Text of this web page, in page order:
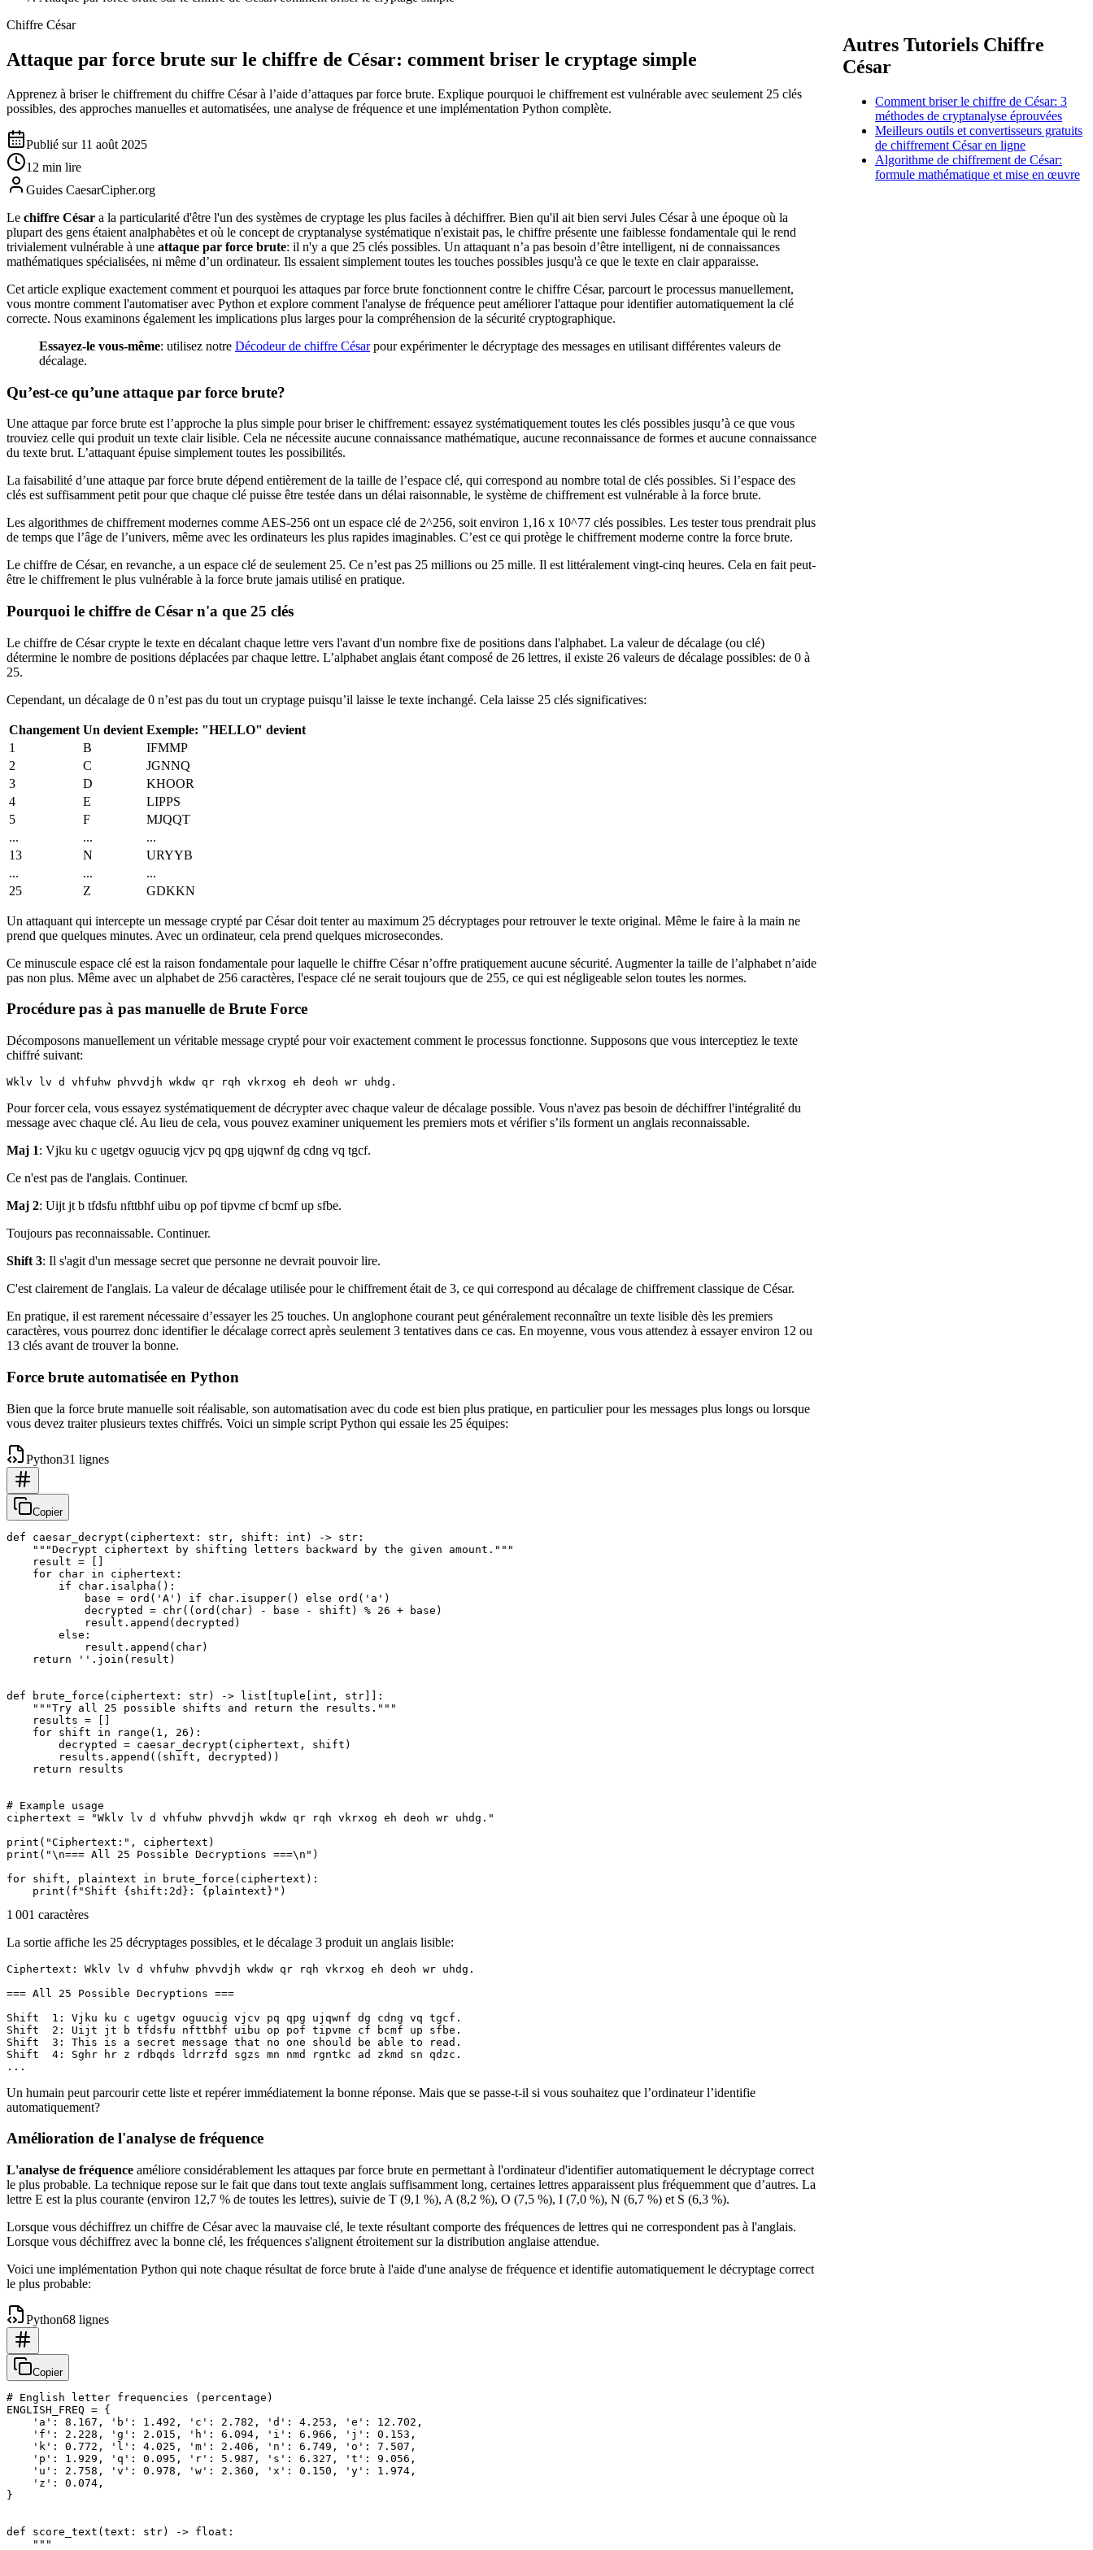
Chiffre César
Attaque par force brute sur le chiffre de César: comment briser le cryptage simple
Apprenez à briser le chiffrement du chiffre César à l’aide d’attaques par force brute. Explique pourquoi le chiffrement est vulnérable avec seulement 25 clés
possibles, des approches manuelles et automatisées, une analyse de fréquence et une implémentation Python complète.
Publié sur 11 août 2025
12 min lire
Guides CaesarCipher.org
Le chiffre César a la particularité d'être l'un des systèmes de cryptage les plus faciles à déchiffrer. Bien qu'il ait bien servi Jules César à une époque où la
plupart des gens étaient analphabètes et où le concept de cryptanalyse systématique n'existait pas, le chiffre présente une faiblesse fondamentale qui le rend
trivialement vulnérable à une attaque par force brute: il n'y a que 25 clés possibles. Un attaquant n’a pas besoin d’être intelligent, ni de connaissances
mathématiques spécialisées, ni même d’un ordinateur. Ils essaient simplement toutes les touches possibles jusqu'à ce que le texte en clair apparaisse.
Cet article explique exactement comment et pourquoi les attaques par force brute fonctionnent contre le chiffre César, parcourt le processus manuellement,
vous montre comment l'automatiser avec Python et explore comment l'analyse de fréquence peut améliorer l'attaque pour identifier automatiquement la clé
correcte. Nous examinons également les implications plus larges pour la compréhension de la sécurité cryptographique.
Essayez-le vous-même: utilisez notre Décodeur de chiffre Césarpour expérimenter le décryptage des messages en utilisant différentes valeurs de
décalage.
Qu’est-ce qu’une attaque par force brute?
Une attaque par force brute est l’approche la plus simple pour briser le chiffrement: essayez systématiquement toutes les clés possibles jusqu’à ce que vous
trouviez celle qui produit un texte clair lisible. Cela ne nécessite aucune connaissance mathématique, aucune reconnaissance de formes et aucune connaissance
du texte brut. L’attaquant épuise simplement toutes les possibilités.
La faisabilité d’une attaque par force brute dépend entièrement de la taille de l’espace clé, qui correspond au nombre total de clés possibles. Si l’espace des
clés est suffisamment petit pour que chaque clé puisse être testée dans un délai raisonnable, le système de chiffrement est vulnérable à la force brute.
Les algorithmes de chiffrement modernes comme AES-256 ont un espace clé de 2^256, soit environ 1,16 x 10^77 clés possibles. Les tester tous prendrait plus
de temps que l’âge de l’univers, même avec les ordinateurs les plus rapides imaginables. C’est ce qui protège le chiffrement moderne contre la force brute.
Le chiffre de César, en revanche, a un espace clé de seulement 25. Ce n’est pas 25 millions ou 25 mille. Il est littéralement vingt-cinq heures. Cela en fait peut-
être le chiffrement le plus vulnérable à la force brute jamais utilisé en pratique.
Pourquoi le chiffre de César n'a que 25 clés
Le chiffre de César crypte le texte en décalant chaque lettre vers l'avant d'un nombre fixe de positions dans l'alphabet. La valeur de décalage (ou clé)
détermine le nombre de positions déplacées par chaque lettre. L’alphabet anglais étant composé de 26 lettres, il existe 26 valeurs de décalage possibles: de 0 à
25.
Cependant, un décalage de 0 n’est pas du tout un cryptage puisqu’il laisse le texte inchangé. Cela laisse 25 clés significatives:
Changement Un devient Exemple: "HELLO" devient
1
B
IFMMP
2
C
JGNNQ
3
D
KHOOR
4
E
LIPPS
5
F
MJQQT
...
...
...
13
N
URYYB
...
...
...
25
Z GDKKN
Un attaquant qui intercepte un message crypté par César doit tenter au maximum 25 décryptages pour retrouver le texte original. Même le faire à la main ne
prend que quelques minutes. Avec un ordinateur, cela prend quelques microsecondes.
Ce minuscule espace clé est la raison fondamentale pour laquelle le chiffre César n’offre pratiquement aucune sécurité. Augmenter la taille de l’alphabet n’aide
pas non plus. Même avec un alphabet de 256 caractères, l'espace clé ne serait toujours que de 255, ce qui est négligeable selon toutes les normes.
Procédure pas à pas manuelle de Brute Force
Décomposons manuellement un véritable message crypté pour voir exactement comment le processus fonctionne. Supposons que vous interceptiez le texte
chiffré suivant:
Pour forcer cela, vous essayez systématiquement de décrypter avec chaque valeur de décalage possible. Vous n'avez pas besoin de déchiffrer l'intégralité du
message avec chaque clé. Au lieu de cela, vous pouvez examiner uniquement les premiers mots et vérifier s’ils forment un anglais reconnaissable.
Maj 1: Vjku ku c ugetgv oguucig vjcv pq qpg ujqwnf dg cdng vq tgcf.
Ce n'est pas de l'anglais. Continuer.
Maj 2: Uijt jt b tfdsfu nfttbhf uibu op pof tipvme cf bcmf up sfbe.
Toujours pas reconnaissable. Continuer.
Shift 3: Il s'agit d'un message secret que personne ne devrait pouvoir lire.
C'est clairement de l'anglais. La valeur de décalage utilisée pour le chiffrement était de 3, ce qui correspond au décalage de chiffrement classique de César.
En pratique, il est rarement nécessaire d’essayer les 25 touches. Un anglophone courant peut généralement reconnaître un texte lisible dès les premiers
caractères, vous pourrez donc identifier le décalage correct après seulement 3 tentatives dans ce cas. En moyenne, vous vous attendez à essayer environ 12 ou
13 clés avant de trouver la bonne.
Force brute automatisée en Python
Bien que la force brute manuelle soit réalisable, son automatisation avec du code est bien plus pratique, en particulier pour les messages plus longs ou lorsque
vous devez traiter plusieurs textes chiffrés. Voici un simple script Python qui essaie les 25 équipes:
Python31 lignes
Copier
def caesar_decrypt(ciphertext: str, shift: int) -> str:
    """Decrypt ciphertext by shifting letters backward by the given amount."""
    result = []
    for char in ciphertext:
        if char.isalpha():
            base = ord('A') if char.isupper() else ord('a')
            decrypted = chr((ord(char) - base - shift) % 26 + base)
            result.append(decrypted)
        else:
            result.append(char)
    return ''.join(result)
def brute_force(ciphertext: str) -> list[tuple[int, str]]:
    """Try all 25 possible shifts and return the results."""
    results = []
    for shift in range(1, 26):
        decrypted = caesar_decrypt(ciphertext, shift)
        results.append((shift, decrypted))
    return results
# Example usage
ciphertext = "Wklv lv d vhfuhw phvvdjh wkdw qr rqh vkrxog eh deoh wr uhdg."
print("Ciphertext:", ciphertext)
print("\n=== All 25 Possible Decryptions ===\n")
for shift, plaintext in brute_force(ciphertext):
1 001 caractères
La sortie affiche les 25 décryptages possibles, et le décalage 3 produit un anglais lisible:
Ciphertext: Wklv lv d vhfuhw phvvdjh wkdw qr rqh vkrxog eh deoh wr uhdg.
=== All 25 Possible Decryptions ===
Shift  1: Vjku ku c ugetgv oguucig vjcv pq qpg ujqwnf dg cdng vq tgcf.
Shift  2: Uijt jt b tfdsfu nfttbhf uibu op pof tipvme cf bcmf up sfbe.
Shift  3: This is a secret message that no one should be able to read.
Shift  4: Sghr hr z rdbqds ldrrzfd sgzs mn nmd rgntkc ad zkmd sn qdzc.
Un humain peut parcourir cette liste et repérer immédiatement la bonne réponse. Mais que se passe-t-il si vous souhaitez que l’ordinateur l’identifie
automatiquement?
Amélioration de l'analyse de fréquence
L'analyse de fréquence améliore considérablement les attaques par force brute en permettant à l'ordinateur d'identifier automatiquement le décryptage correct
le plus probable. La technique repose sur le fait que dans tout texte anglais suffisamment long, certaines lettres apparaissent plus fréquemment que d’autres. La
lettre E est la plus courante (environ 12,7 % de toutes les lettres), suivie de T (9,1 %), A (8,2 %), O (7,5 %), I (7,0 %), N (6,7 %) et S (6,3 %).
Lorsque vous déchiffrez un chiffre de César avec la mauvaise clé, le texte résultant comporte des fréquences de lettres qui ne correspondent pas à l'anglais.
Lorsque vous déchiffrez avec la bonne clé, les fréquences s'alignent étroitement sur la distribution anglaise attendue.
Voici une implémentation Python qui note chaque résultat de force brute à l'aide d'une analyse de fréquence et identifie automatiquement le décryptage correct
le plus probable:
Python68 lignes
Copier
# English letter frequencies (percentage)
ENGLISH_FREQ = {
    'a': 8.167, 'b': 1.492, 'c': 2.782, 'd': 4.253, 'e': 12.702,
    'f': 2.228, 'g': 2.015, 'h': 6.094, 'i': 6.966, 'j': 0.153,
    'k': 0.772, 'l': 4.025, 'm': 2.406, 'n': 6.749, 'o': 7.507,
    'p': 1.929, 'q': 0.095, 'r': 5.987, 's': 6.327, 't': 9.056,
    'u': 2.758, 'v': 0.978, 'w': 2.360, 'x': 0.150, 'y': 1.974,
    'z': 0.074,
}
def score_text(text: str) -> float:
    """
Autres Tutoriels Chiffre
César
Comment briser le chiffre de César: 3
méthodes de cryptanalyse éprouvées
Meilleurs outils et convertisseurs gratuits
de chiffrement César en ligne
Algorithme de chiffrement de César:
formule mathématique et mise en œuvre